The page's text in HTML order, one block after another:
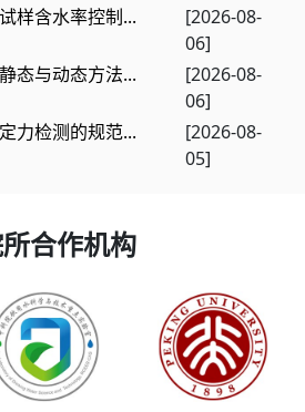
样含水率控制...
[2026-08-
06]
态与动态方法...
[2026-08-
06]
力检测的规范...
[2026-08-
05]
合作机构